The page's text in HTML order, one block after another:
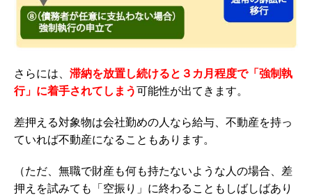
さらには、 滞納を放置し続けると ３カ月程度で「強制執
行」に着手されてしまう可能性が出てきます。
差押える対象物は会社勤めの人なら給与、不動産を持っ
ていれば不動産になることもあります。
（ただ、無職で財産も何も持たないような人の場合、差
押えを試みても「空振り」に終わることもしばしばあり